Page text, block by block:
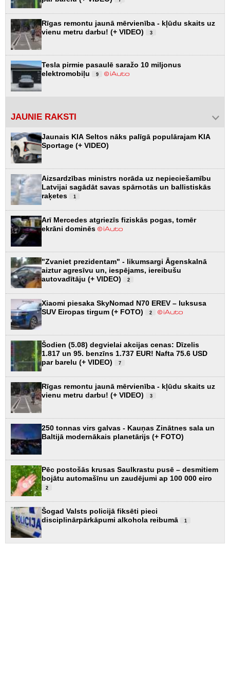
Rīgas remontu jaunā mērvienība - kļūdu skaits uz
vienu metru darbu! (+ VIDEO)
3
Tesla pirmie pasaulē saražo 10 miljonus
elektromobiļu
9
JAUNIE RAKSTI
Jaunais KIA Seltos nāks palīgā populārajam KIA
Sportage (+ VIDEO)
Aizsardzības ministrs norāda uz nepieciešamību
Latvijai sagādāt savas spārnotās un ballistiskās
raķetes
1
Arī Mercedes atgriezīs fiziskās pogas, tomēr
ekrāni dominēs
"Zvaniet prezidentam" - likumsargi Āgenskalnā
aiztur agresīvu un, iespējams, iereibušu
autovadītāju (+ VIDEO)
2
Xiaomi piesaka SkyNomad N70 EREV – luksusa
SUV Eiropas tirgum (+ FOTO)
2
Šodien (5.08) degvielai akcijas cenas: Dīzelis
1.817 un 95. benzīns 1.737 EUR! Nafta 75.6 USD
par barelu (+ VIDEO)
7
Rīgas remontu jaunā mērvienība - kļūdu skaits uz
vienu metru darbu! (+ VIDEO)
3
250 tonnas virs galvas - Kauņas Zinātnes sala un
Baltijā modernākais planetārijs (+ FOTO)
Pēc postošās krusas Saulkrastu pusē – desmitiem
bojātu automašīnu un zaudējumi ap 100 000 eiro
2
Šogad Valsts policijā fiksēti pieci
disciplinārpārkāpumi alkohola reibumā
1